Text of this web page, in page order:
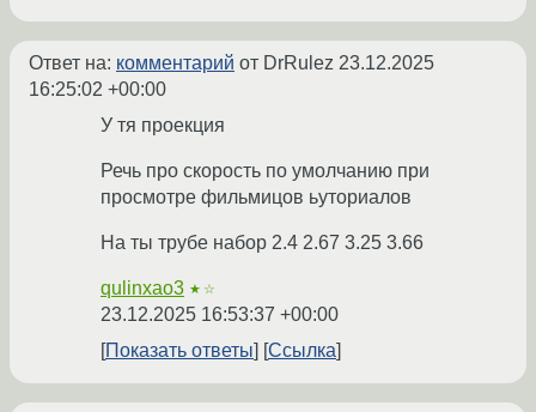
Ответ на: комментарий от DrRulez 23.12.2025
16:25:02 +00:00
У тя проекция
Речь про скорость по умолчанию при
просмотре фильмицов ьуториалов
На ты трубе набор 2.4 2.67 3.25 3.66
qulinxao3 ★☆
23.12.2025 16:53:37 +00:00
Показать ответы
Ссылка